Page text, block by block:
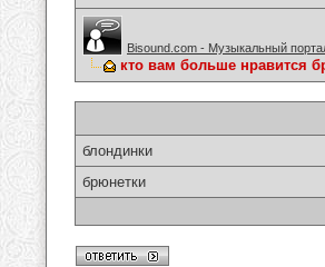
Bisound.com - Музыкальный
кто вам больше нравится
блондинки
брюнетки